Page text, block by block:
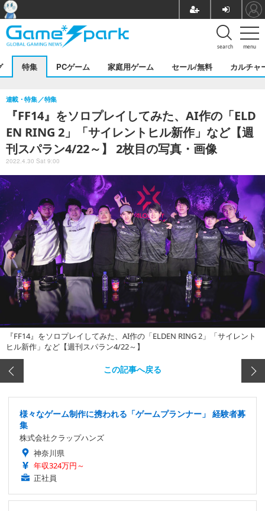
menu
search
特集 PCゲーム 家庭用ゲーム セール/無料 カルチャ
『FF14』をソロプレイしてみた、AI作の「ELD
EN RING 2」「サイレントヒル新作」など【週
刊スパラン4/22～】 2枚目の写真・画像
連載・特集 特集
2022.4.30 Sat 9:00
『FF14』をソロプレイしてみた、AI作の「ELDEN RING 2」「サイレント
ヒル新作」など【週刊スパラン4/22～】
この記事へ戻る
様々なゲーム制作に携われる「ゲームプランナー」 経験者募
集
株式会社クラップハンズ
神奈川県
年収324万円～
正社員